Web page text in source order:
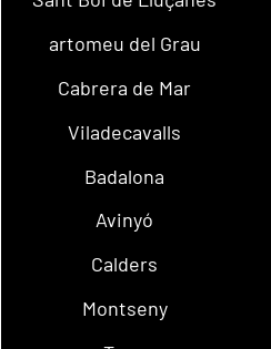
artomeu del Grau
Cabrera de Mar
Viladecavalls
Badalona
Avinyó
Calders
Montseny